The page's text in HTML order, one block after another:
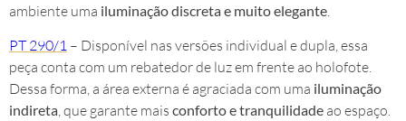
ambiente uma iluminação discreta e muito elegante.
PT 290/1 – Disponível nas versões individual e dupla, essa
peça conta com um rebatedor de luz em frente ao holofote.
Dessa forma, a área externa é agraciada com uma iluminação
indireta, que garante mais conforto e tranquilidade ao espaço.